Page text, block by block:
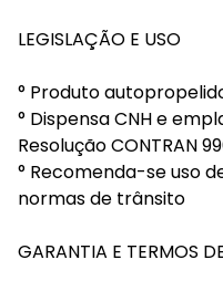
LEGISLAÇÃO E USO
° Produto
° Dispensa CNH e
Resolução CONTRAN
° Recomenda-se uso
normas de trânsito
GARANTIA E TERMOS